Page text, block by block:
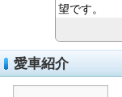
望です。
愛車紹介